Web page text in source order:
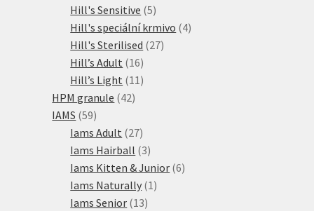
produktů
Hill's Sensitive 55
produktů
Hill's speciální krmivo 44
Hill's Sterilised 2727
Hill’s Adult 1616
produktů
Hill’s Light 11 11
HPM granule 4242
IAMS 5959
produktů
Iams Adult 2727
produktů
Iams Hairball 33
produkty
Iams Kitten & Junior 66
Iams Naturally 1 1
Iams Senior 1313